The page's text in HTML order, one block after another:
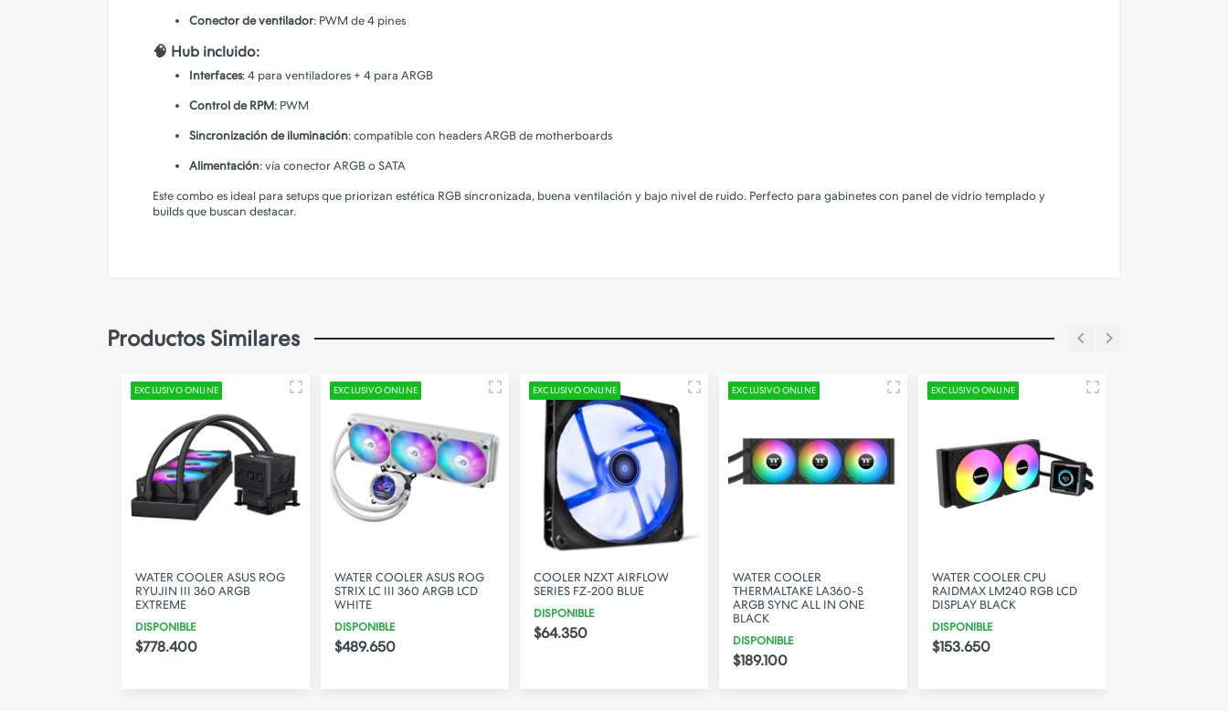
Conector de ventilador: PWM de 4 pines
🧠 Hub incluido:
Interfaces: 4 para ventiladores + 4 para ARGB
Control de RPM: PWM
Sincronización de iluminación: compatible con headers ARGB de motherboards
Alimentación: vía conector ARGB o SATA
Este combo es ideal para setups que priorizan estética RGB sincronizada, buena ventilación y bajo nivel de ruido. Perfecto para gabinetes con panel de vidrio templado y
builds que buscan destacar.
Productos Similares
EXCLUSIVO ONLINE
WATER COOLER ASUS ROG
RYUJIN III 360 ARGB
EXTREME
DISPONIBLE
$778.400
EXCLUSIVO ONLINE
WATER COOLER ASUS ROG
STRIX LC III 360 ARGB LCD
WHITE
DISPONIBLE
$489.650
EXCLUSIVO ONLINE
COOLER NZXT AIRFLOW
SERIES FZ-200 BLUE
DISPONIBLE
$64.350
EXCLUSIVO ONLINE
WATER COOLER
THERMALTAKE LA360-S
ARGB SYNC ALL IN ONE
BLACK
DISPONIBLE
$189.100
EXCLUSIVO ONLINE
WATER COOLER CPU
RAIDMAX LM240 RGB LCD
DISPLAY BLACK
DISPONIBLE
$153.650